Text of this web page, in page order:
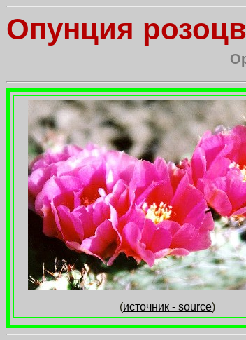
Опунция
(источник - source)